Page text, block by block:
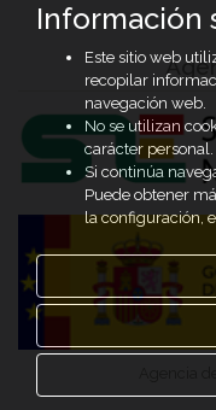
Agencia
Información
Este sitio web
recopilar
navegación web.
No se utilizan
carácter personal.
Si continúa
Puede obtener
la configuración,